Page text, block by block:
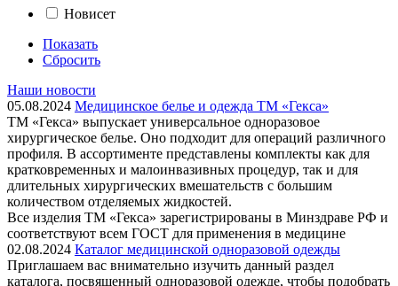
Новисет
Показать
Сбросить
Наши новости
05.08.2024 Медицинское белье и одежда ТМ «Гекса»
ТМ «Гекса» выпускает универсальное одноразовое
хирургическое белье. Оно подходит для операций различного
профиля. В ассортименте представлены комплекты как для
кратковременных и малоинвазивных процедур, так и для
длительных хирургических вмешательств с большим
количеством отделяемых жидкостей.
Все изделия ТМ «Гекса» зарегистрированы в Минздраве РФ и
соответствуют всем ГОСТ для применения в медицине
02.08.2024 Каталог медицинской одноразовой одежды
Приглашаем вас внимательно изучить данный раздел
каталога, посвященный одноразовой одежде, чтобы подобрать